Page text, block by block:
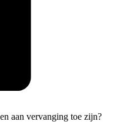
aan vervanging toe zijn?